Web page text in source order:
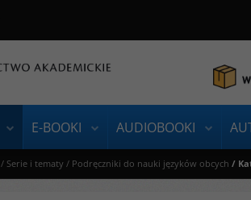
E-BOOKI AUDIOBOOKI
/ Serie i tematy / Podręczniki do nauki języków obcych /